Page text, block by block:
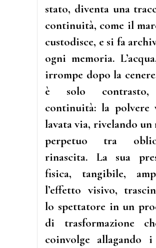
stato, diventa una
continuità, come il
custodisce, e si fa
ogni memoria.
irrompe dopo la
è solo
continuità: la polvere
lavata via, rivelando un
perpetuo tra
rinascita. La sua
fisica, tangibile,
l’effetto visivo,
lo spettatore in un
di trasformazione
coinvolge allagando